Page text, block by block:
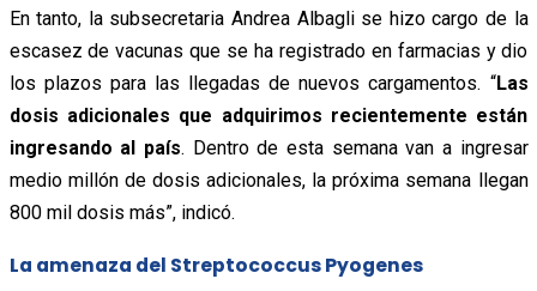
En tanto, la subsecretaria Andrea Albagli se hizo cargo de la
escasez de vacunas que se ha registrado en farmacias y dio
los plazos para las llegadas de nuevos cargamentos. “Las
dosis adicionales que adquirimos recientemente están
ingresando al país. Dentro de esta semana van a ingresar
medio millón de dosis adicionales, la próxima semana llegan
800 mil dosis más”, indicó.
La amenaza del Streptococcus Pyogenes